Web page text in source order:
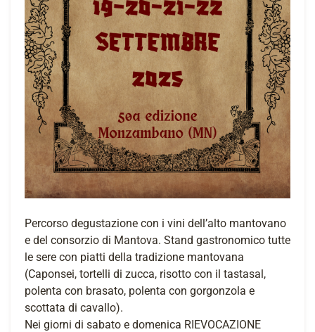
Percorso degustazione con i vini dell’alto mantovano
e del consorzio di Mantova. Stand gastronomico tutte
le sere con piatti della tradizione mantovana
(Caponsei, tortelli di zucca, risotto con il tastasal,
polenta con brasato, polenta con gorgonzola e
scottata di cavallo).
Nei giorni di sabato e domenica RIEVOCAZIONE